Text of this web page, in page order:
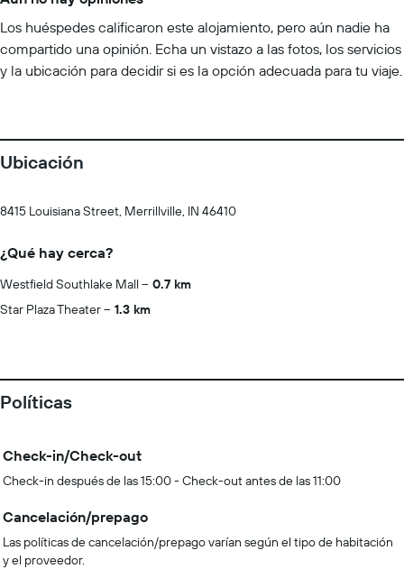
Los huéspedes calificaron este alojamiento, pero aún nadie ha
compartido una opinión. Echa un vistazo a las fotos, los servicios
y la ubicación para decidir si es la opción adecuada para tu viaje.
Ubicación
8415 Louisiana Street, Merrillville, IN 46410
¿Qué hay cerca?
Westfield Southlake Mall
0.7 km
Star Plaza Theater
1.3 km
Políticas
Check-in/Check-out
Check-in después de las 15:00 - Check-out antes de las 11:00
Cancelación/prepago
Las políticas de cancelación/prepago varían según el tipo de habitación
y el proveedor.